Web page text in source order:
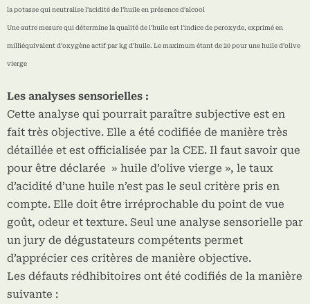
la potasse qui neutralise l’acidité de l’huile en présence d’alcool
Une autre mesure qui détermine la qualité de l’huile est l’indice de peroxyde, exprimé en
milliéquivalent d’oxygène actif par kg d’huile. Le maximum étant de 20 pour une huile d’olive
vierge
Les analyses sensorielles :
Cette analyse qui pourrait paraître subjective est en
fait très objective. Elle a été codifiée de manière très
détaillée et est officialisée par la CEE. Il faut savoir que
pour être déclarée » huile d’olive vierge », le taux
d’acidité d’une huile n’est pas le seul critère pris en
compte. Elle doit être irréprochable du point de vue
goût, odeur et texture. Seul une analyse sensorielle par
un jury de dégustateurs compétents permet
d’apprécier ces critères de manière objective.
Les défauts rédhibitoires ont été codifiés de la manière
suivante :